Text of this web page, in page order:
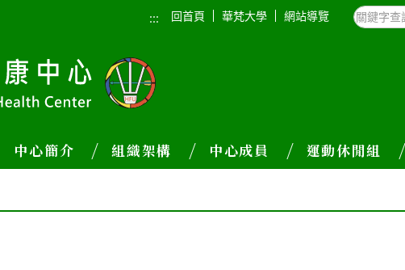
::: 回首頁 華梵大學 網站導覽
中心簡介 組織架構 中心成員 運動休閒組